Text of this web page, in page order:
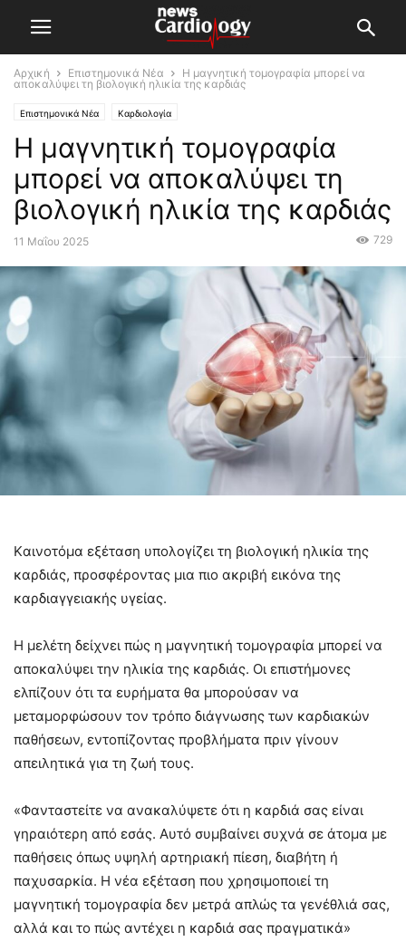
Αρχική Επιστημονικά Νέα
H μαγνητική τομογραφία μπορεί να
αποκαλύψει τη βιολογική ηλικία της καρδιάς
Επιστημονικά Νέα Καρδιολογία
H μαγνητική τομογραφία
μπορεί να αποκαλύψει τη
βιολογική ηλικία της καρδιάς
11 Μαΐου 2025 729
Kαινοτόμα εξέταση υπολογίζει τη βιολογική ηλικία της
καρδιάς, προσφέροντας μια πιο ακριβή εικόνα της
καρδιαγγειακής υγείας.
Η μελέτη δείχνει πώς η μαγνητική τομογραφία μπορεί να
αποκαλύψει την ηλικία της καρδιάς. Οι επιστήμονες
ελπίζουν ότι τα ευρήματα θα μπορούσαν να
μεταμορφώσουν τον τρόπο διάγνωσης των καρδιακών
παθήσεων, εντοπίζοντας προβλήματα πριν γίνουν
απειλητικά για τη ζωή τους.
«Φανταστείτε να ανακαλύψετε ότι η καρδιά σας είναι
γηραιότερη από εσάς. Αυτό συμβαίνει συχνά σε άτομα με
παθήσεις όπως υψηλή αρτηριακή πίεση, διαβήτη ή
παχυσαρκία. Η νέα εξέταση που χρησιμοποιεί τη
μαγνητική τομογραφία δεν μετρά απλώς τα γενέθλιά σας,
αλλά και το πώς αντέχει η καρδιά σας πραγματικά»